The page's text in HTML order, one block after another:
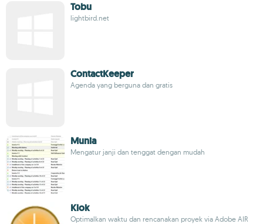
Tobu
lightbird.net
ContactKeeper
Agenda yang berguna dan gratis
Munia
Mengatur janji dan tenggat dengan mudah
Klok
Optimalkan waktu dan rencanakan proyek via Adobe AIR